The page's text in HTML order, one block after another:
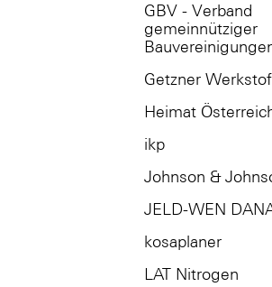
GBV - Verband
gemeinnütziger
Getzner
Heimat
ikp
Johnson &
JELD-WEN
kosaplaner
LAT Nitrogen